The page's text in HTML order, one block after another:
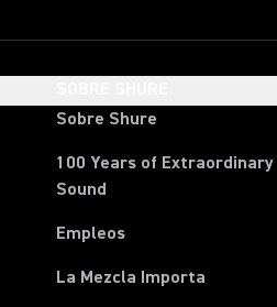
Sobre Shure
100 Years of Extraordinary
Sound
Empleos
La Mezcla Importa